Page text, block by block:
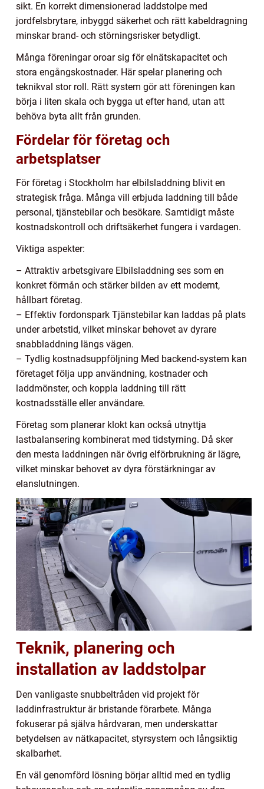
sikt. En korrekt dimensionerad laddstolpe med
jordfelsbrytare, inbyggd säkerhet och rätt kabeldragning
minskar brand- och störningsrisker betydligt.
Många föreningar oroar sig för elnätskapacitet och
stora engångskostnader. Här spelar planering och
teknikval stor roll. Rätt system gör att föreningen kan
börja i liten skala och bygga ut efter hand, utan att
behöva byta allt från grunden.
Fördelar för företag och
arbetsplatser
För företag i Stockholm har elbilsladdning blivit en
strategisk fråga. Många vill erbjuda laddning till både
personal, tjänstebilar och besökare. Samtidigt måste
kostnadskontroll och driftsäkerhet fungera i vardagen.
Viktiga aspekter:
– Attraktiv arbetsgivare Elbilsladdning ses som en
konkret förmån och stärker bilden av ett modernt,
hållbart företag.
– Effektiv fordonspark Tjänstebilar kan laddas på plats
under arbetstid, vilket minskar behovet av dyrare
snabbladdning längs vägen.
– Tydlig kostnadsuppföljning Med backend-system kan
företaget följa upp användning, kostnader och
laddmönster, och koppla laddning till rätt
kostnadsställe eller användare.
Företag som planerar klokt kan också utnyttja
lastbalansering kombinerat med tidstyrning. Då sker
den mesta laddningen när övrig elförbrukning är lägre,
vilket minskar behovet av dyra förstärkningar av
elanslutningen.
Teknik, planering och
installation av laddstolpar
Den vanligaste snubbeltråden vid projekt för
laddinfrastruktur är bristande förarbete. Många
fokuserar på själva hårdvaran, men underskattar
betydelsen av nätkapacitet, styrsystem och långsiktig
skalbarhet.
En väl genomförd lösning börjar alltid med en tydlig